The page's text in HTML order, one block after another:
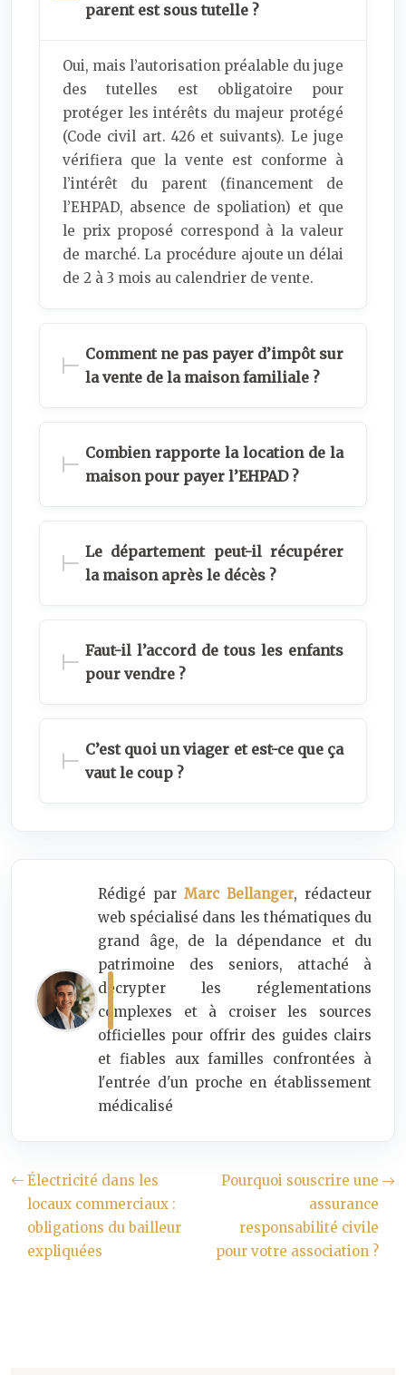
parent est sous tutelle ?
Oui, mais l’autorisation préalable du juge
des tutelles est obligatoire pour
protéger les intérêts du majeur protégé
(Code civil art. 426 et suivants). Le juge
vérifiera que la vente est conforme à
l’intérêt du parent (financement de
l’EHPAD, absence de spoliation) et que
le prix proposé correspond à la valeur
de marché. La procédure ajoute un délai
de 2 à 3 mois au calendrier de vente.
Comment ne pas payer d’impôt sur
la vente de la maison familiale ?
Combien rapporte la location de la
maison pour payer l’EHPAD ?
Le département peut-il récupérer
la maison après le décès ?
Faut-il l’accord de tous les enfants
pour vendre ?
C’est quoi un viager et est-ce que ça
vaut le coup ?
Rédigé par Marc Bellanger, rédacteur
web spécialisé dans les thématiques du
grand âge, de la dépendance et du
patrimoine des seniors, attaché à
décrypter les réglementations
complexes et à croiser les sources
officielles pour offrir des guides clairs
et fiables aux familles confrontées à
l'entrée d'un proche en établissement
médicalisé
Électricité dans les
locaux commerciaux :
obligations du bailleur
expliquées
Pourquoi souscrire une
assurance
responsabilité civile
pour votre association ?